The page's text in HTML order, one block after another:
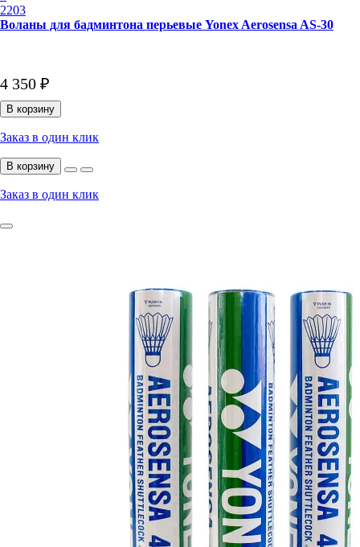
2203
Воланы для бадминтона перьевые Yonex Aerosensa AS-30
4 350 ₽
В корзину
Заказ в один клик
В корзину
Заказ в один клик